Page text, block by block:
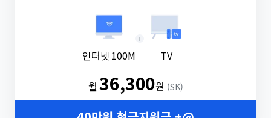
인터넷 100M
+
TV
월36,300원 (SK)